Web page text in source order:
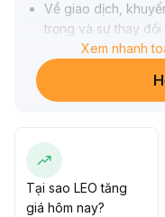
Về giao dịch,
trọng và sự thay
tăng vượt qua
2,95–3,05 USD),
lại nên giảm vị thế
ưu đãi của hệ sinh
nhưng cần theo dõi
thị trường chung
ưu tiên phòng thủ
Xem nhanh
Tại sao LEO tăng
giá hôm nay?